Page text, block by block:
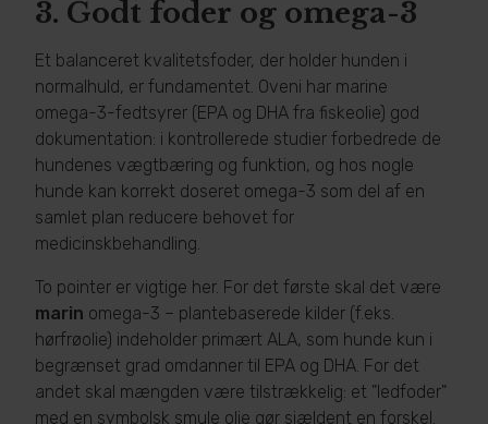
3. Godt foder og omega-3
Et balanceret kvalitetsfoder, der holder hunden i
normalhuld, er fundamentet. Oveni har marine
omega-3-fedtsyrer (EPA og DHA fra fiskeolie) god
dokumentation: i kontrollerede studier forbedrede de
hundenes vægtbæring og funktion, og hos nogle
hunde kan korrekt doseret omega-3 som del af en
samlet plan reducere behovet for
medicinskbehandling.
To pointer er vigtige her. For det første skal det være
marin omega-3 – plantebaserede kilder (f.eks.
hørfrøolie) indeholder primært ALA, som hunde kun i
begrænset grad omdanner til EPA og DHA. For det
andet skal mængden være tilstrækkelig: et "ledfoder"
med en symbolsk smule olie gør sjældent en forskel.